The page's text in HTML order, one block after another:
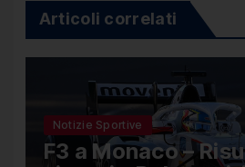
Articoli correlati
Notizie Sportive
F3 a Monaco –